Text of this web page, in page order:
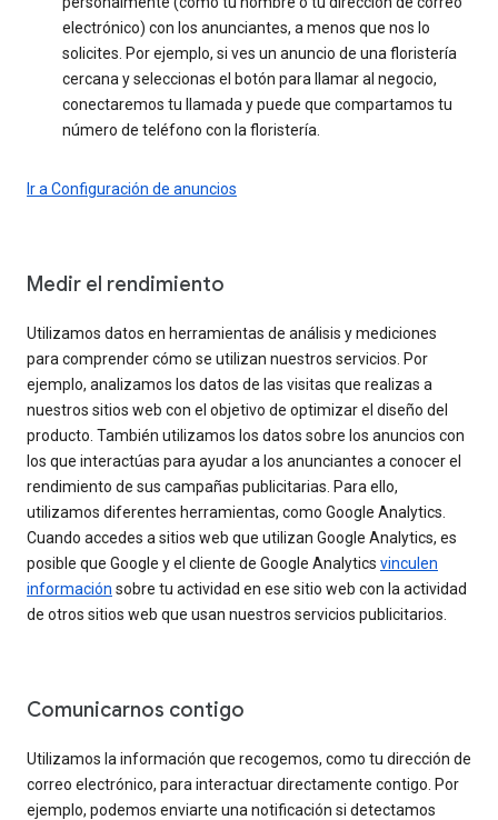
electrónico) con los anunciantes, a menos que nos lo
solicites. Por ejemplo, si ves un anuncio de una floristería
cercana y seleccionas el botón para llamar al negocio,
conectaremos tu llamada y puede que compartamos tu
número de teléfono con la floristería.
Ir a Configuración de anuncios
Medir el rendimiento
Utilizamos datos en herramientas de análisis y mediciones
para comprender cómo se utilizan nuestros servicios. Por
ejemplo, analizamos los datos de las visitas que realizas a
nuestros sitios web con el objetivo de optimizar el diseño del
producto. También utilizamos los datos sobre los anuncios con
los que interactúas para ayudar a los anunciantes a conocer el
rendimiento de sus campañas publicitarias. Para ello,
utilizamos diferentes herramientas, como Google Analytics.
Cuando accedes a sitios web que utilizan Google Analytics, es
posible que Google y el cliente de Google Analytics vinculen
información sobre tu actividad en ese sitio web con la actividad
de otros sitios web que usan nuestros servicios publicitarios.
Comunicarnos contigo
Utilizamos la información que recogemos, como tu dirección de
correo electrónico, para interactuar directamente contigo. Por
ejemplo, podemos enviarte una notificación si detectamos